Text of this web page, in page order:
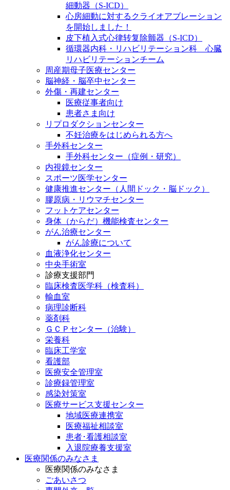
細動器（S-ICD）
心房細動に対するクライオアブレーション
を開始しました！
皮下植入式心律转复除颤器（S-ICD）
循環器内科・リハビリテーション科 心臓
リハビリテーションチーム
周産期母子医療センター
脳神経・脳卒中センター
外傷・再建センター
医療従事者向け
患者さま向け
リプロダクションセンター
不妊治療をはじめられる方へ
手外科センター
手外科センター（症例・研究）
内視鏡センター
スポーツ医学センター
健康推進センター（人間ドック・脳ドック）
膠原病・リウマチセンター
フットケアセンター
身体（からだ）機能検査センター
がん治療センター
がん診療について
血液浄化センター
中央手術室
診療支援部門
臨床検査医学科（検査科）
輸血室
病理診断科
薬剤科
ＧＣＰセンター（治験）
栄養科
臨床工学室
看護部
医療安全管理室
診療録管理室
感染対策室
医療サービス支援センター
地域医療連携室
医療福祉相談室
患者･看護相談室
入退院療養支援室
医療関係のみなさま
医療関係のみなさま
ごあいさつ